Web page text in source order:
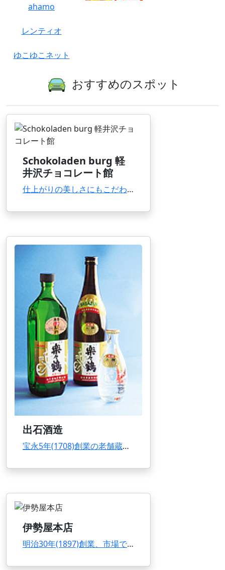
ahamo
レンティオ
ゆこゆこネット
おすすめのスポット
Schokoladen burg 軽
井沢チョコレート館
仕上がりの美しさにもこだわったハイセンスなチョコレート専門店。工房の様子も見学できる。生チ...
出石酒造
宝永5年(1708)創業の老舗蔵元。出石藩主・仙石公の別邸・楽々園と、コウノトリの別名・松...
伊勢屋本店
明治30年(1897)創業、市場でも最古参にあたる老舗。一切機械化せず伝統の製法で作る漬け...